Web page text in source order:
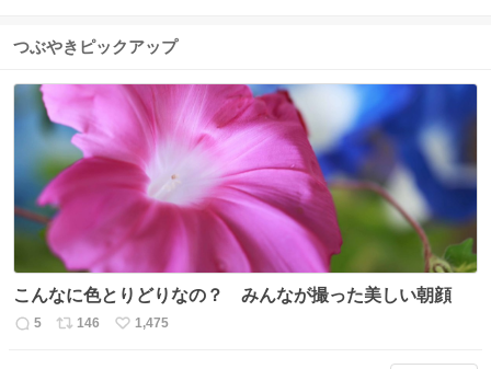
つぶやきピックアップ
こんなに色とりどりなの？ みんなが撮った美しい朝顔
返
5
リ
146
い
1,475